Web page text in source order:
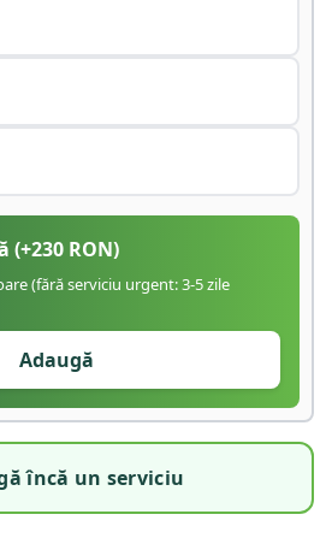
(+230 RON)
(fără serviciu urgent: 3-5 zile
Adaugă
încă un serviciu